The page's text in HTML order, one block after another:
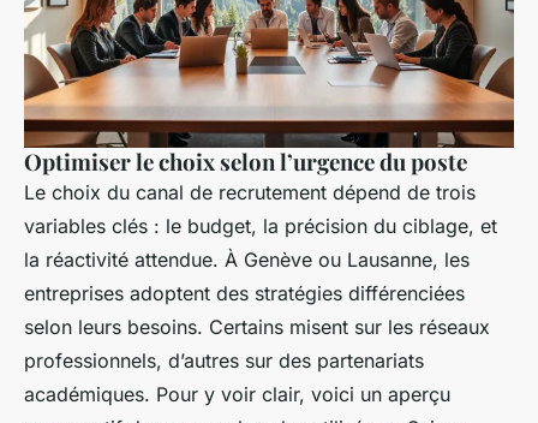
Optimiser le choix selon l’urgence du poste
Le choix du canal de recrutement dépend de trois
variables clés : le budget, la précision du ciblage, et
la réactivité attendue. À Genève ou Lausanne, les
entreprises adoptent des stratégies différenciées
selon leurs besoins. Certains misent sur les réseaux
professionnels, d’autres sur des partenariats
académiques. Pour y voir clair, voici un aperçu